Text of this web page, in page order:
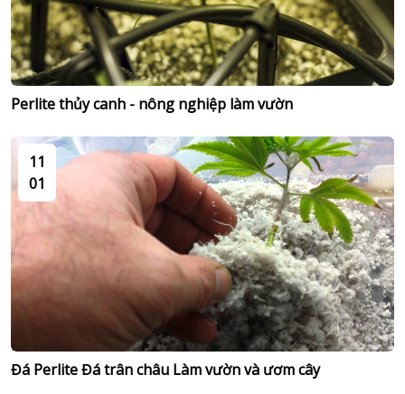
Perlite thủy canh - nông nghiệp làm vườn
11
01
Đá Perlite Đá trân châu Làm vườn và ươm cây